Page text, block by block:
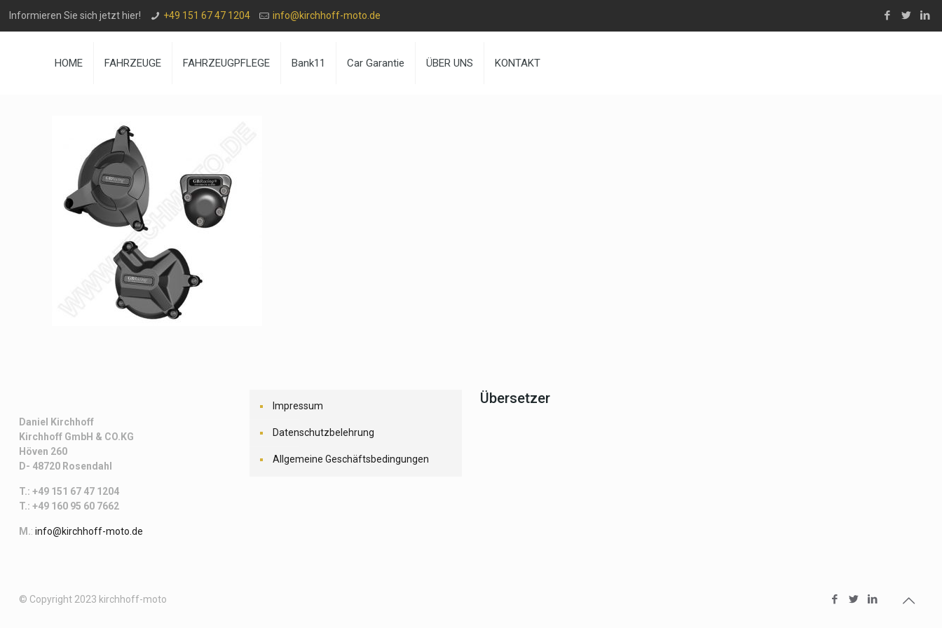
Informieren Sie sich jetzt hier! +49 151 67 47 1204 info@kirchhoff-moto.de
HOME FAHRZEUGE FAHRZEUGPFLEGE Bank11 Car Garantie ÜBER UNS KONTAKT
Daniel Kirchhoff
Kirchhoff GmbH & CO.KG
Höven 260
D- 48720 Rosendahl
T.: +49 151 67 47 1204
T.: +49 160 95 60 7662
M.: info@kirchhoff-moto.de
Impressum
Datenschutzbelehrung
Allgemeine Geschäftsbedingungen
Übersetzer
© Copyright 2023 kirchhoff-moto